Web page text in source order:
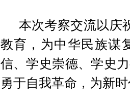
本次考察交流以庆
教育，为中华民族谋
信、学史崇德、学史
勇于自我革命，为新